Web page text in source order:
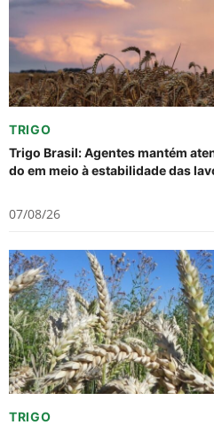
TRIGO
Trigo Brasil: Agentes mantém
do em meio à estabilidade das
07/08/26
TRIGO